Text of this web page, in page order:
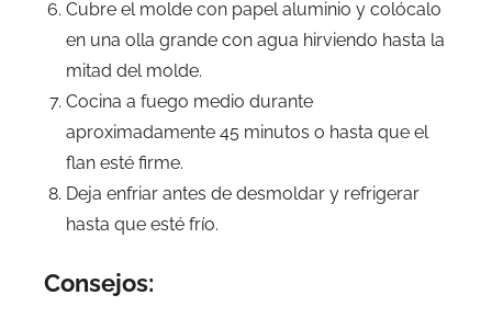
Cubre el molde con papel aluminio y colócalo
en una olla grande con agua hirviendo hasta la
mitad del molde.
Cocina a fuego medio durante
aproximadamente 45 minutos o hasta que el
flan esté firme.
Deja enfriar antes de desmoldar y refrigerar
hasta que esté frío.
Consejos: